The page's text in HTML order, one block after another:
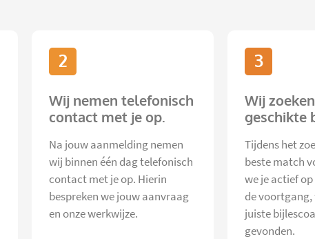
2
Wij nemen telefonisch
contact met je op.
Na jouw aanmelding nemen
wij binnen één dag telefonisch
contact met je op. Hierin
bespreken we jouw aanvraag
en onze werkwijze.
3
Wij
geschikte
Tijdens het
beste match
we je actief
de
juiste
gevonden.